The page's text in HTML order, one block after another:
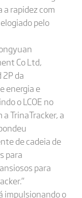
a rapidez com
pelo
Co Ltd,
da
energia e
o LCOE no
TrinaTracker, a
de cadeia de
para
para
impulsionando o